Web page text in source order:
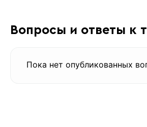
Вопросы и ответы к
Пока нет опубликованных